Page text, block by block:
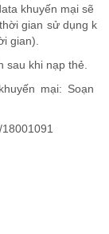
khuyến mại sẽ
thời gian sửdụng k
gian).
sau khi nạp thẻ
khuyến mại: Soạn